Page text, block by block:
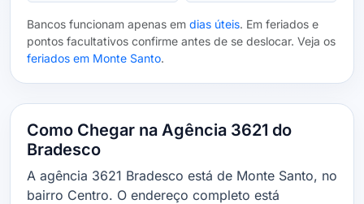
Bancos funcionam apenas em dias úteis. Em feriados e
pontos facultativos confirme antes de se deslocar. Veja os
feriados em Monte Santo.
Como Chegar na Agência 3621 do
Bradesco
A agência 3621 Bradesco está de Monte Santo, no
bairro Centro. O endereço completo está